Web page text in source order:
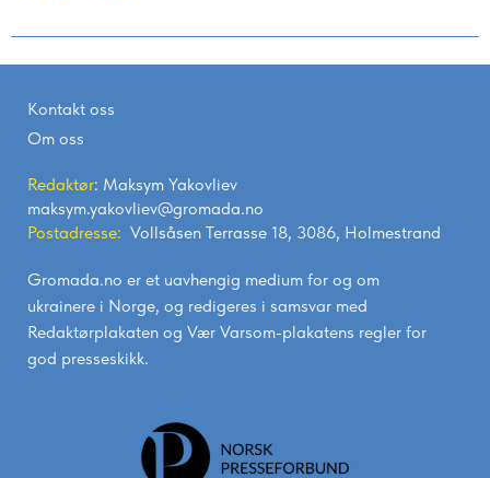
Kontakt oss
Om oss
Redaktør: Maksym Yakovliev
maksym.yakovliev@gromada.no
Postadresse: Vollsåsen Terrasse 18, 3086, Holmestrand
Gromada.no er et uavhengig medium for og om
ukrainere i Norge, og redigeres i samsvar med
Redaktørplakaten og Vær Varsom-plakatens regler for
god presseskikk.